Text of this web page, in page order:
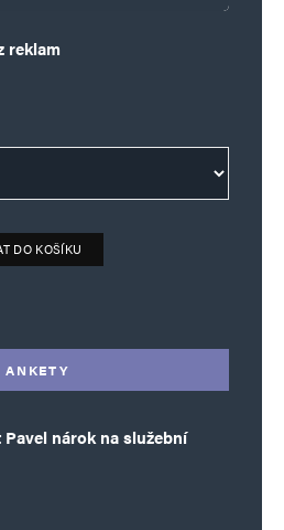
reklam
Kč
množství
DO KOŠÍKU
ANKETY
nárok na služební